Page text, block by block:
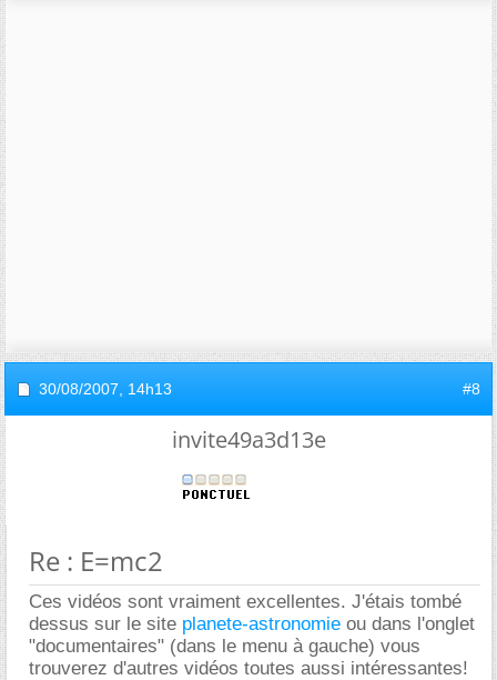
30/08/2007, 14h13 #8
invite49a3d13e
Re : E=mc2
Ces vidéos sont vraiment excellentes. J'étais tombé
dessus sur le site planete-astronomie ou dans l'onglet
"documentaires" (dans le menu à gauche) vous
trouverez d'autres vidéos toutes aussi intéressantes!